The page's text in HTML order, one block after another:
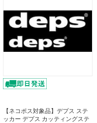
【ネコポス対象品】デプス ステ
ッカー デプス カッティングステ